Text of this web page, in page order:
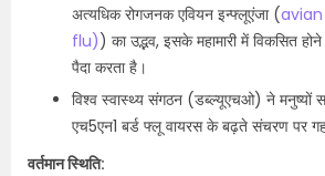
अत्यधिक रोगजनक एवियन इन्फ्लूएंजा (
flu)) का उद्भव, इसके महामारी में विकसित
पैदा करता है।
विश्व स्वास्थ्य संगठन (डब्ल्यूएचओ) ने मनुष्यों
एच5एन1 बर्ड फ्लू वायरस के बढ़ते संचरण पर
वर्तमान स्थिति: